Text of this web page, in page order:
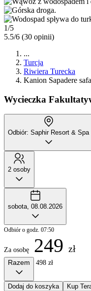
1/5
5.5/6 (30 opinii)
...
Turcja
Riwiera Turecka
Kanion Sapadere
Wycieczka
Odbiór: Saphir Resort & Spa
2 osoby
sobota, 08.08.2026
Odbiór o godz. 07:50
Za osobę 249 zł
Razem 498 zł
Dodaj do koszyka Kup